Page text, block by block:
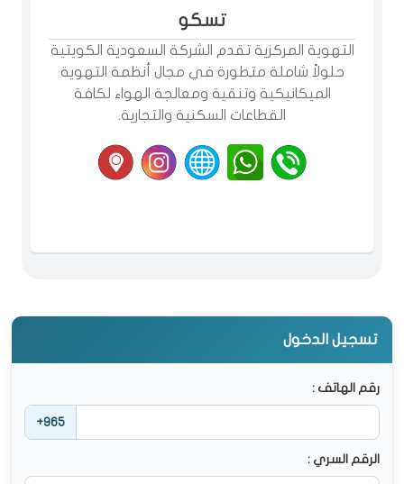
تسكو
التهوية المركزية تقدم الشركة السعودية الكويتية
حلولاً شاملة متطورة في مجال أنظمة التهوية
الميكانيكية وتنقية ومعالجة الهواء لكافة
القطاعات السكنية والتجارية.
تسجيل الدخول
رقم الهاتف :
+965
الرقم السري :